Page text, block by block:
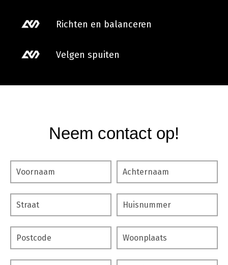
Richten en balanceren
Velgen spuiten
Neem contact op!